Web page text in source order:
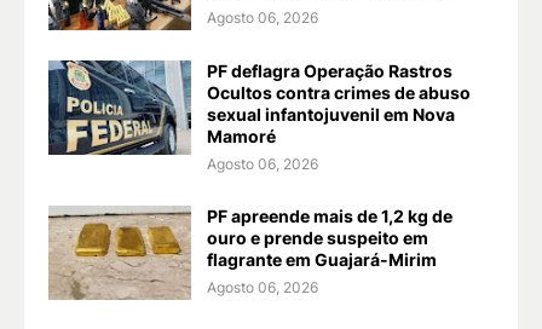
Agosto 06, 2026
PF deflagra Operação Rastros
Ocultos contra crimes de abuso
sexual infantojuvenil em Nova
Mamoré
Agosto 06, 2026
PF apreende mais de 1,2 kg de
ouro e prende suspeito em
flagrante em Guajará-Mirim
Agosto 06, 2026